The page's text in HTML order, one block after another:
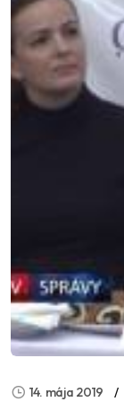
14. mája 2019